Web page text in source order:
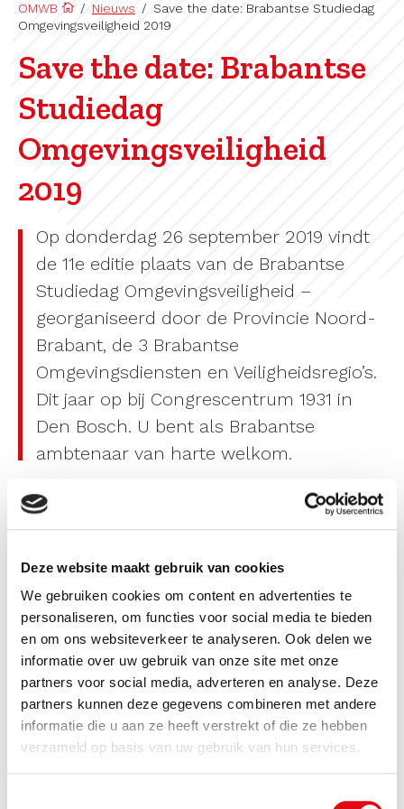
Deze website maakt gebruik van cookies
We gebruiken cookies om content en advertenties te
personaliseren, om functies voor social media te bieden
en om ons websiteverkeer te analyseren. Ook delen we
informatie over uw gebruik van onze site met onze
partners voor social media, adverteren en analyse. Deze
partners kunnen deze gegevens combineren met andere
informatie die u aan ze heeft verstrekt of die ze hebben
verzameld op basis van uw gebruik van hun services.
OMWB / Nieuws / Save the date: Brabantse Studiedag
Omgevingsveiligheid 2019
Save the date: Brabantse
Studiedag
Omgevingsveiligheid
2019
Op donderdag 26 september 2019 vindt
de 11e editie plaats van de Brabantse
Studiedag Omgevingsveiligheid –
georganiseerd door de Provincie Noord-
Brabant, de 3 Brabantse
Omgevingsdiensten en Veiligheidsregio’s.
Dit jaar op bij Congrescentrum 1931 in
Den Bosch. U bent als Brabantse
ambtenaar van harte welkom.
De Brabantse Studiedag is het jaarlijkse evenement dat
draait om Omgevingsveiligheid. Ruim 120 ambtenaren
elkaar te leren.
Het exacte programma is nog niet bekend. Wel is
duidelijk dat na een plenair ochtendprogramma er ’s
middags weer gekozen worden uit diverse excursies in
de omgeving van Den Bosch.
Voor wie?